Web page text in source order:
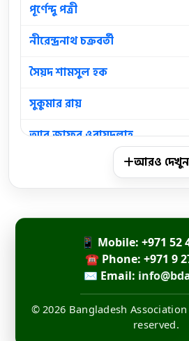
পূর্ণেন্দু পত্রী
নীরেন্দ্রনাথ চক্রবর্তী
সৈয়দ শামসুল হক
সুকুমার রায়
আবু জাফর ওবায়দুল্লাহ
মহাদেব সাহা
আরও দেখুন
📱 Mobile: +971 52
☎ Phone: +971 9
✉ Email:
© 2026 Bangladesh
reserved.